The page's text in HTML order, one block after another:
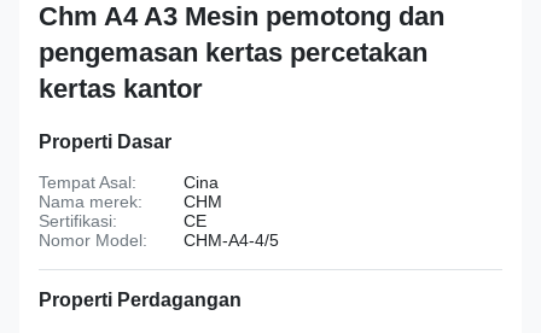
Chm A4 A3 Mesin pemotong dan
pengemasan kertas percetakan
kertas kantor
Properti Dasar
Tempat Asal:
Cina
Nama merek:
CHM
Sertifikasi:
CE
Nomor Model:
CHM-A4-4/5
Properti Perdagangan